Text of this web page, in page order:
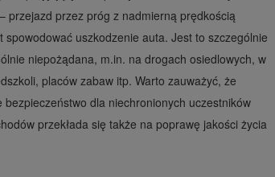
przejazd przez próg z nadmierną prędkością
uszkodzenie auta. Jest to szczególnie
niepożądana, m.in. na drogach osiedlowych, w
placów zabaw itp. Warto zauważyć, że
dla niechronionych uczestników
przekłada się także na poprawę jakości życia